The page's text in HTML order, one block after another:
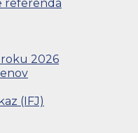
referenda
2026
(IFJ)